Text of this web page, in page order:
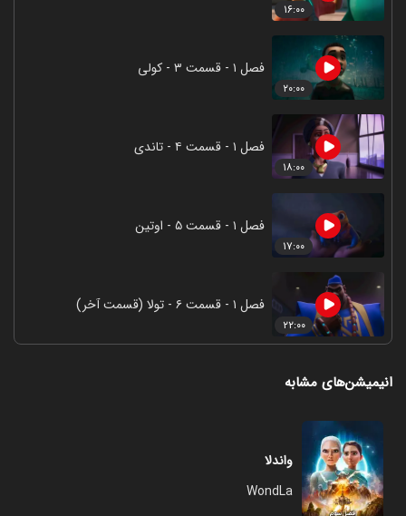
۱۶:۰۰
۲۰:۰۰
فصل ۱ - قسمت ۳ - کولی
۱۸:۰۰
فصل ۱ - قسمت ۴ - تاندی
۱۷:۰۰
فصل ۱ - قسمت ۵ - اوتین
۲۲:۰۰
فصل ۱ - قسمت ۶ - تولا (قسمت آخر)
انیمیشن‌های مشابه
واندلا
WondLa